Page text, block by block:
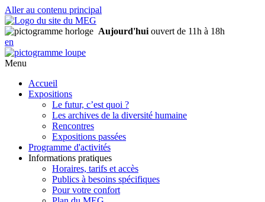
Aller au contenu principal
Aujourd'hui ouvert de 11h à 18h
en
Menu
Accueil
Expositions
Le futur, c’est quoi ?
Les archives de la diversité humaine
Rencontres
Expositions passées
Programme d'activités
Informations pratiques
Horaires, tarifs et accès
Publics à besoins spécifiques
Pour votre confort